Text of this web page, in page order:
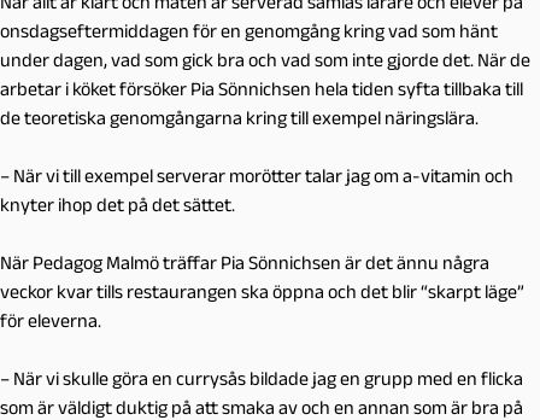
onsdagseftermiddagen för en genomgång kring vad som hänt
under dagen, vad som gick bra och vad som inte gjorde det. När de
arbetar i köket försöker Pia Sönnichsen hela tiden syfta tillbaka till
de teoretiska genomgångarna kring till exempel näringslära.
– När vi till exempel serverar morötter talar jag om a-vitamin och
knyter ihop det på det sättet.
När Pedagog Malmö träffar Pia Sönnichsen är det ännu några
veckor kvar tills restaurangen ska öppna och det blir “skarpt läge”
för eleverna.
– När vi skulle göra en currysås bildade jag en grupp med en flicka
som är väldigt duktig på att smaka av och en annan som är bra på